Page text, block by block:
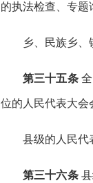
的执法检查、专
乡、民族乡
第三十五条全
位的人民代表大会
县级的人民代
第三十六条县